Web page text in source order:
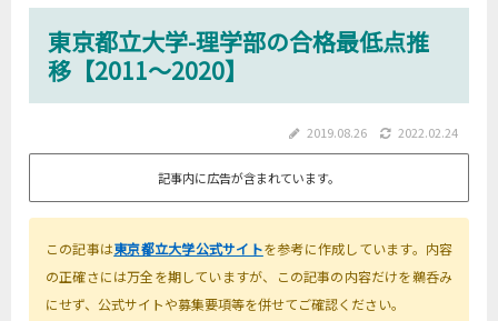
東京都立大学-理学部の合格最低点推
移【2011～2020】
2019.08.26 2022.02.24
記事内に広告が含まれています。
この記事は東京都立大学公式サイトを参考に作成しています。内容
の正確さには万全を期していますが、この記事の内容だけを鵜呑み
にせず、公式サイトや募集要項等を併せてご確認ください。